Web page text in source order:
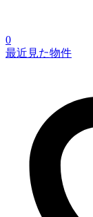
0
最近見た物件